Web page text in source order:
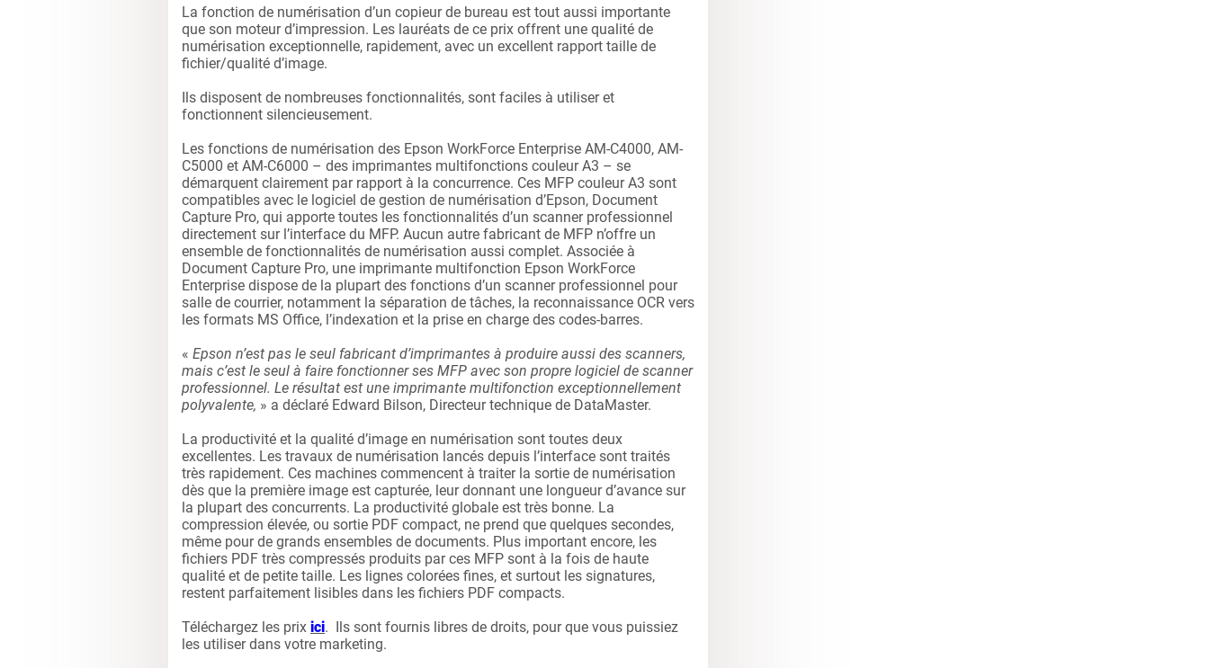
La fonction de numérisation d’un copieur de bureau est tout aussi importante
que son moteur d’impression. Les lauréats de ce prix offrent une qualité de
numérisation exceptionnelle, rapidement, avec un excellent rapport taille de
fichier/qualité d’image.
Ils disposent de nombreuses fonctionnalités, sont faciles à utiliser et
fonctionnent silencieusement.
Les fonctions de numérisation des Epson WorkForce Enterprise AM-C4000, AM-
C5000 et AM-C6000 – des imprimantes multifonctions couleur A3 – se
démarquent clairement par rapport à la concurrence. Ces MFP couleur A3 sont
compatibles avec le logiciel de gestion de numérisation d’Epson, Document
Capture Pro, qui apporte toutes les fonctionnalités d’un scanner professionnel
directement sur l’interface du MFP. Aucun autre fabricant de MFP n’offre un
ensemble de fonctionnalités de numérisation aussi complet. Associée à
Document Capture Pro, une imprimante multifonction Epson WorkForce
Enterprise dispose de la plupart des fonctions d’un scanner professionnel pour
salle de courrier, notamment la séparation de tâches, la reconnaissance OCR vers
les formats MS Office, l’indexation et la prise en charge des codes-barres.
« Epson n’est pas le seul fabricant d’imprimantes à produire aussi des scanners,
mais c’est le seul à faire fonctionner ses MFP avec son propre logiciel de scanner
professionnel. Le résultat est une imprimante multifonction exceptionnellement
polyvalente, » a déclaré Edward Bilson, Directeur technique de DataMaster.
La productivité et la qualité d’image en numérisation sont toutes deux
excellentes. Les travaux de numérisation lancés depuis l’interface sont traités
très rapidement. Ces machines commencent à traiter la sortie de numérisation
dès que la première image est capturée, leur donnant une longueur d’avance sur
la plupart des concurrents. La productivité globale est très bonne. La
compression élevée, ou sortie PDF compact, ne prend que quelques secondes,
même pour de grands ensembles de documents. Plus important encore, les
fichiers PDF très compressés produits par ces MFP sont à la fois de haute
qualité et de petite taille. Les lignes colorées fines, et surtout les signatures,
restent parfaitement lisibles dans les fichiers PDF compacts.
Téléchargez les prix ici. Ils sont fournis libres de droits, pour que vous puissiez
les utiliser dans votre marketing.